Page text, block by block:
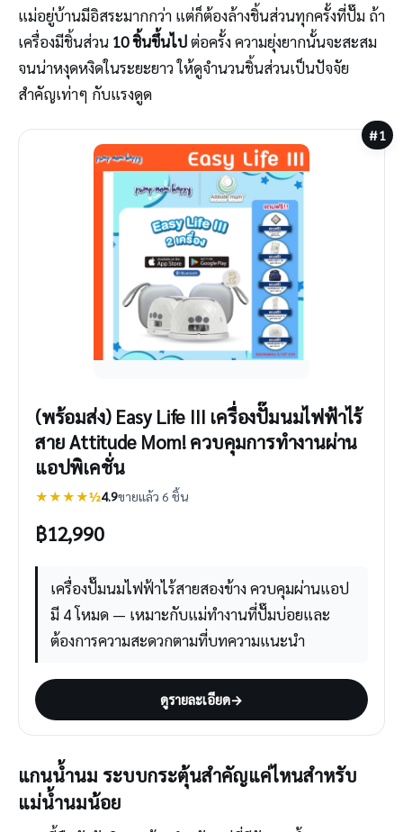
แม่อยู่บ้านมีอิสระมากกว่า แต่ก็ต้องล้างชิ้นส่วนทุกครั้งที่ปั๊ม ถ้า
เครื่องมีชิ้นส่วน 10 ชิ้นขึ้นไปต่อครั้ง ความยุ่งยากนั้นจะสะสม
จนน่าหงุดหงิดในระยะยาว ให้ดูจำนวนชิ้นส่วนเป็นปัจจัย
สำคัญเท่าๆ กับแรงดูด
#1
(พร้อมส่ง) Easy Life III เครื่องปั๊มนมไฟฟ้าไร้
สาย Attitude Mom! ควบคุมการทำงานผ่าน
แอปพิเคชั่น
★★★★½4.9ขายแล้ว 6 ชิ้น
฿12,990
เครื่องปั๊มนมไฟฟ้าไร้สายสองข้าง ควบคุมผ่านแอป
มี 4 โหมด — เหมาะกับแม่ทำงานที่ปั๊มบ่อยและ
ต้องการความสะดวกตามที่บทความแนะนำ
ดูรายละเอียด→
แกนน้ำนม ระบบกระตุ้นสำคัญแค่ไหนสำหรับ
แม่น้ำนมน้อย